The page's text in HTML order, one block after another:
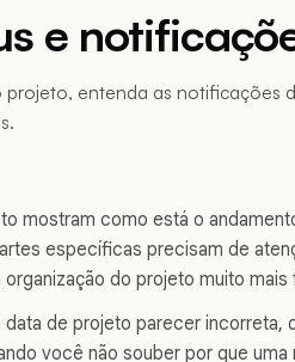
e
entenda as notificações
mostram como está o
específicas precisam de
do projeto muito mais
de projeto parecer incorreta,
você não souber por que